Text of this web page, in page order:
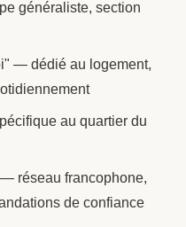
généraliste, section
— dédié au logement,
au quartier du
réseau francophone,
de confiance